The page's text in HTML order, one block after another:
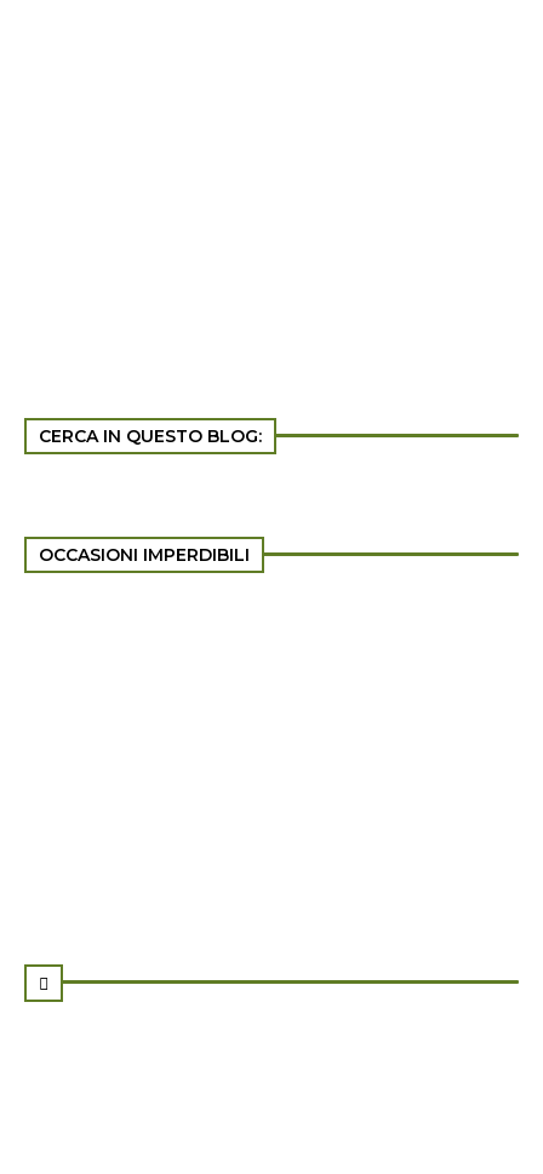
CERCA IN QUESTO BLOG:
OCCASIONI IMPERDIBILI
